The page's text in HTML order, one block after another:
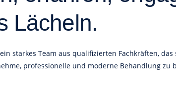
Lächeln.
starkes Team aus qualifizierten Fachkräften,
professionelle und moderne Behandlung zu